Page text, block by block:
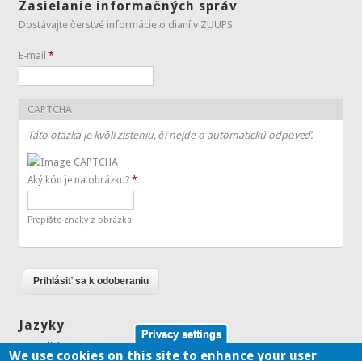
Zasielanie informačných správ
Dostávajte čerstvé informácie o dianí v ZUUPS
E-mail*
CAPTCHA
Táto otázka je kvôli zisteniu, či nejde o automatickú odpoveď.
Aký kód je na obrázku?*
Prepíšte znaky z obrázka
Jazyky
English
Privacy settings
We use cookies on this site to enhance your user